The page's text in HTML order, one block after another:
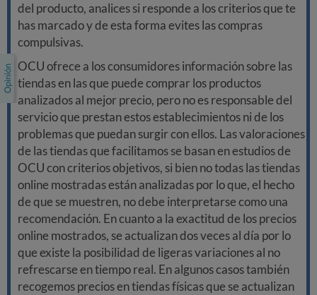
del producto, analices si responde a los criterios que te
has marcado y de esta forma evites las compras
compulsivas.
OCU ofrece a los consumidores información sobre las
tiendas en las que puede comprar los productos
analizados al mejor precio, pero no es responsable del
servicio que prestan estos establecimientos ni de los
problemas que puedan surgir con ellos. Las valoraciones
de las tiendas que facilitamos se basan en estudios de
OCU con criterios objetivos, si bien no todas las tiendas
online mostradas están analizadas por lo que, el hecho
de que se muestren, no debe interpretarse como una
recomendación. En cuanto a la exactitud de los precios
online mostrados, se actualizan dos veces al día por lo
que existe la posibilidad de ligeras variaciones al no
refrescarse en tiempo real. En algunos casos también
recogemos precios en tiendas físicas que se actualizan